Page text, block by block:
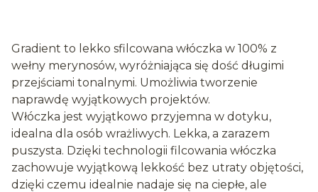
Gradient to lekko sfilcowana włóczka w 100% z
wełny merynosów, wyróżniająca się dość długimi
przejściami tonalnymi. Umożliwia tworzenie
naprawdę wyjątkowych projektów.
Włóczka jest wyjątkowo przyjemna w dotyku,
idealna dla osób wrażliwych. Lekka, a zarazem
puszysta. Dzięki technologii filcowania włóczka
zachowuje wyjątkową lekkość bez utraty objętości,
dzięki czemu idealnie nadaje się na ciepłe, ale